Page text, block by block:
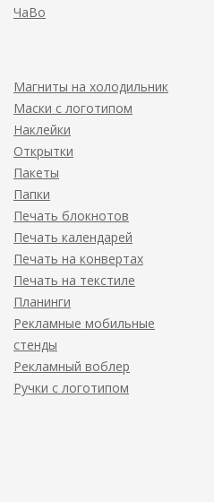
ЧаВо
Магниты на холодильник
Маски с логотипом
Наклейки
Открытки
Пакеты
Папки
Печать блокнотов
Печать календарей
Печать на конвертах
Печать на текстиле
Планинги
Рекламные мобильные
стенды
Рекламный воблер
Ручки с логотипом